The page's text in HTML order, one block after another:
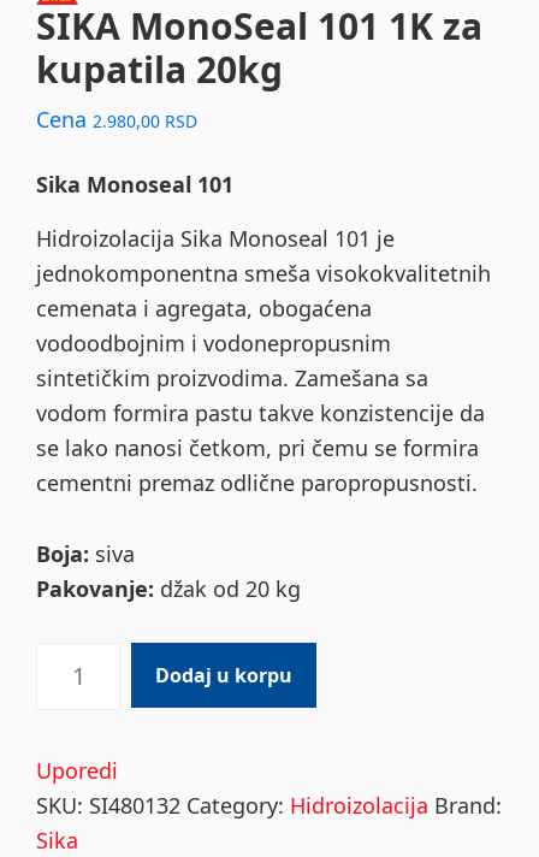
SIKA MonoSeal 101 1K za
kupatila 20kg
Cena 2.980,00 RSD
Sika Monoseal 101
Hidroizolacija Sika Monoseal 101 je
jednokomponentna smeša visokokvalitetnih
cemenata i agregata, obogaćena
vodoodbojnim i vodonepropusnim
sintetičkim proizvodima. Zamešana sa
vodom formira pastu takve konzistencije da
se lako nanosi četkom, pri čemu se formira
cementni premaz odlične paropropusnosti.
Boja: siva
Pakovanje: džak od 20 kg
MonoSeal
1K
za
kupatila
Dodaj u korpu
Uporedi
SKU: SI480132 Category: Hidroizolacija Brand:
Sika